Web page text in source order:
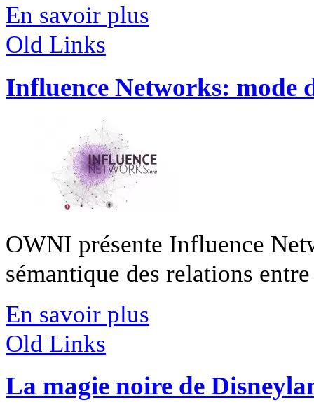
En savoir plus
Old Links
Influence Networks: mode
OWNI présente Influence
sémantique des relations
En savoir plus
Old Links
La magie noire de